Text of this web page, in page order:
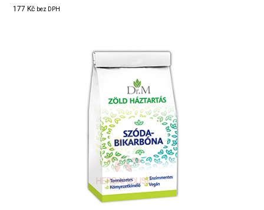
177 Kč bez DPH